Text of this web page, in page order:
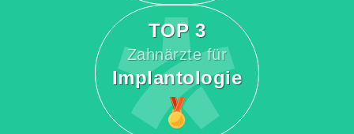
TOP 3
Zahnärzte für
Implantologie